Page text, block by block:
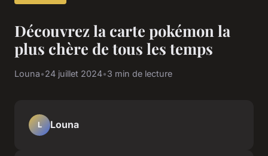
Découvrez la carte pokémon la
plus chère de tous les temps
Louna•24 juillet 2024•3 min de lecture
L Louna